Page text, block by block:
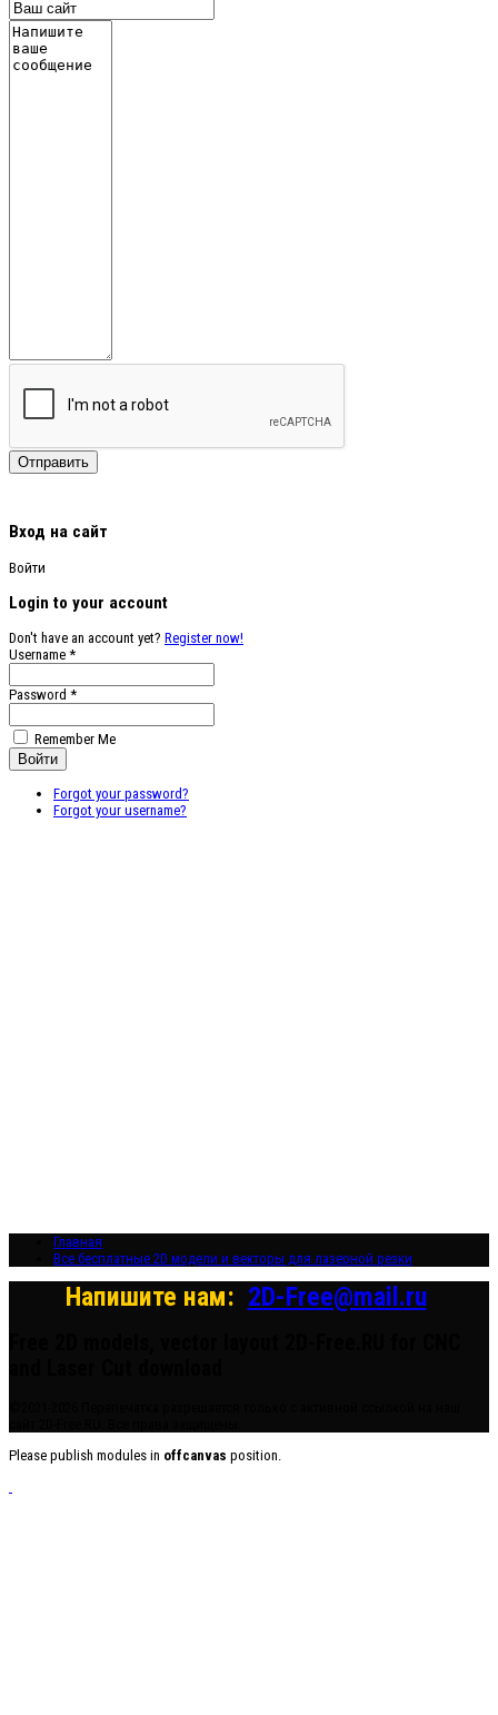
Вход на сайт
Войти
Login to your account
Don't have an account yet? Register now!
Username *
Password *
Remember Me
Forgot your password?
Forgot your username?
Главная
Все бесплатные 2D модели и векторы для лазерной резки
Напишите нам: 2D-Free@mail.ru
Please publish modules in offcanvas position.